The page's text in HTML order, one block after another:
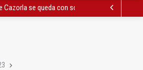
Cazorla se queda con solo dos bomberos por